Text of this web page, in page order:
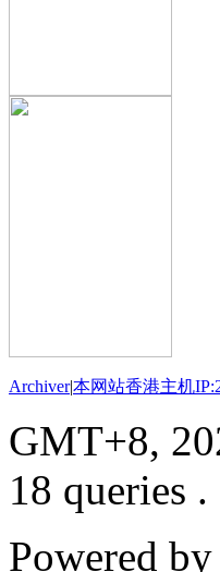
Archiver|本网站香港主机
GMT+8,
18 queries .
Powered by